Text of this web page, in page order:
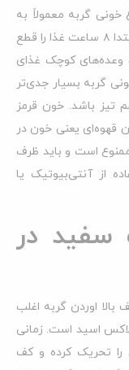
خونی گربه معمولاً به
معنی خالی بودن معده و برگشت صفرا است. ابتدا ۸ ساعت غذا را قطع
وعده‌های کوچک غذای
گربه بسیار جدی‌تر
تیز باشد. خون قرمز
قهوه‌ای یعنی خون در
است و باید ظرف
از آنتی‌بیوتیک یا
سفید در
اوردن گربه اغلب
اسید است. زمانی
را تحریک کرده و کف